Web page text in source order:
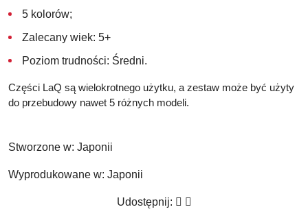
5 kolorów;
Zalecany wiek: 5+
Poziom trudności: Średni.
Części LaQ są wielokrotnego użytku, a zestaw może być użyty
do przebudowy nawet 5 różnych modeli.
Stworzone w: Japonii
Wyprodukowane w: Japonii
Udostępnij: